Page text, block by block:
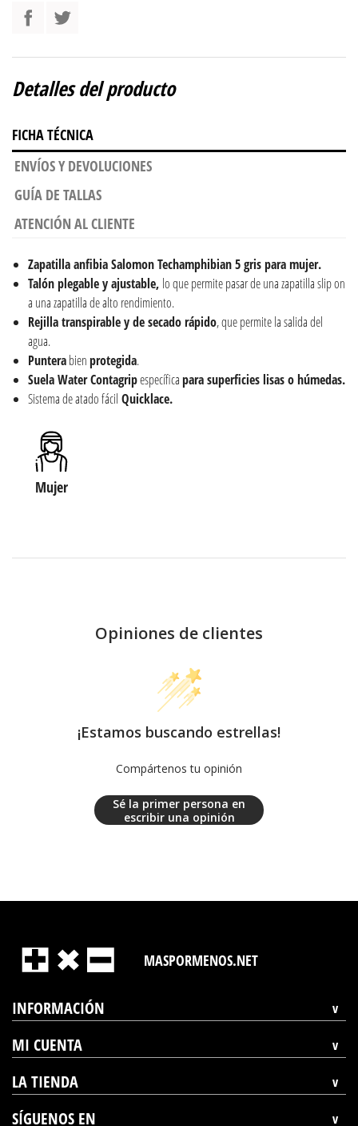
Detalles del producto
FICHA TÉCNICA
ENVÍOS Y DEVOLUCIONES
GUÍA DE TALLAS
ATENCIÓN AL CLIENTE
Zapatilla anfibia Salomon Techamphibian 5 gris para mujer.
Talón plegable y ajustable, lo que permite pasar de una zapatilla slip on
a una zapatilla de alto rendimiento.
Rejilla transpirable y de secado rápido, que permite la salida del
agua.
Punterabienprotegida.
Suela Water Contagripespecíficapara superficies lisas o húmedas.
Sistema de atado fácil Quicklace.
Mujer
Opiniones de clientes
¡Estamos buscando estrellas!
Compártenos tu opinión
Sé la primer persona en
escribir una opinión
MASPORMENOS.NET
INFORMACIÓN
MI CUENTA
LA TIENDA
SÍGUENOS EN